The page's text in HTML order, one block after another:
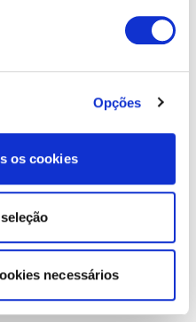
Opções
os cookies
necessários